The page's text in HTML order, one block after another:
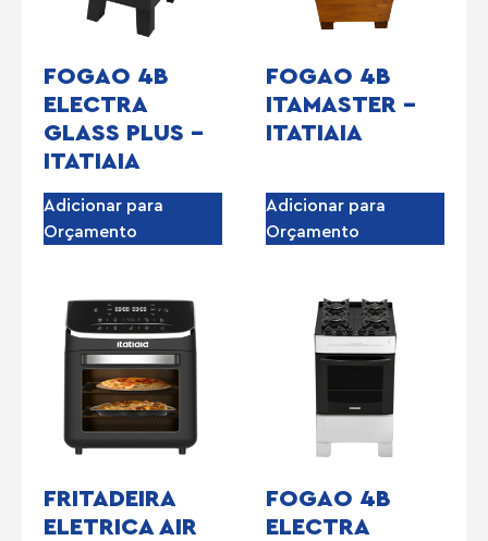
FOGAO 4B
ELECTRA
GLASS PLUS –
ITATIAIA
Adicionar para
Orçamento
FOGAO 4B
ITAMASTER –
ITATIAIA
Adicionar para
Orçamento
FRITADEIRA
ELETRICA AIR
FOGAO 4B
ELECTRA